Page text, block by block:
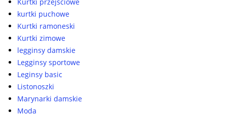
kurtki puchowe
Kurtki ramoneski
Kurtki zimowe
legginsy damskie
Legginsy sportowe
Leginsy basic
Listonoszki
Marynarki damskie
Moda